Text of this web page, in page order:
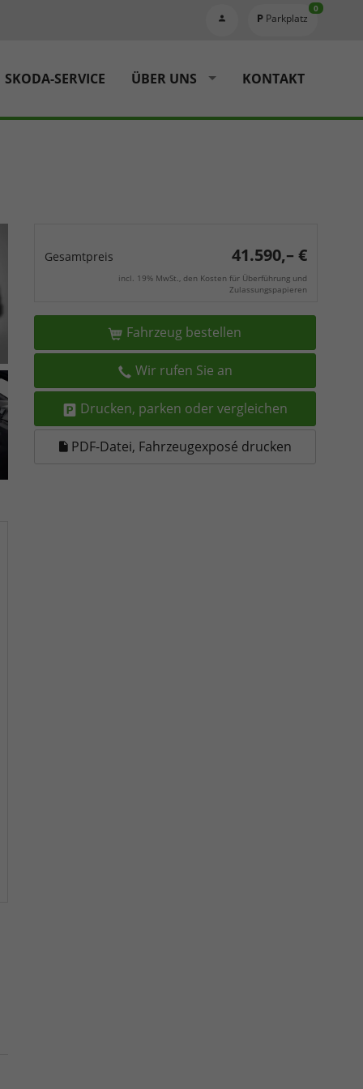
Parkplatz
0
SKODA-SERVICE ÜBER UNS KONTAKT
Gesamtpreis 41.590,– €
incl. 19% MwSt., den Kosten für Überführung und
Zulassungspapieren
Fahrzeug bestellen
Wir rufen Sie an
Drucken, parken oder vergleichen
PDF-Datei, Fahrzeugexposé drucken